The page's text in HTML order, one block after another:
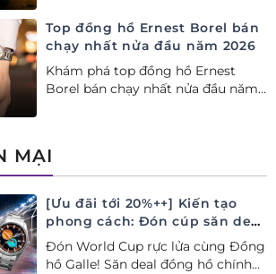
Top đồng hồ Ernest Borel bán
chạy nhất nửa đầu năm 2026
Khám phá top đồng hồ Ernest
Borel bán chạy nhất nửa đầu năm
MẠI
[Ưu đãi tới 20%++] Kiến tạo
phong cách: Đón cúp săn deal
– Siêu ưu đãi đồng hành cùng
World Cup
Đón World Cup rực lửa cùng Đồng
hồ Galle! Săn deal đồng hồ chính